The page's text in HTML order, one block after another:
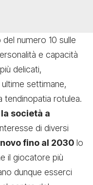
numero 10 sulle
e capacità
delicati,
settimane,
tendinopatia rotulea.
società a
di diversi
fino al 2030 lo
il giocatore più
dunque esserci